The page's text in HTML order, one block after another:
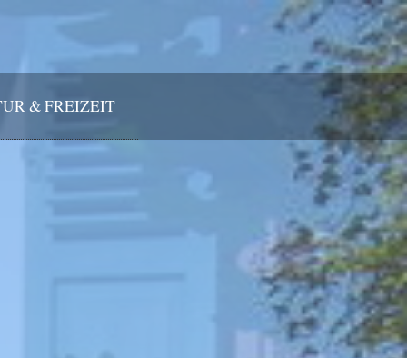
& FREIZEIT